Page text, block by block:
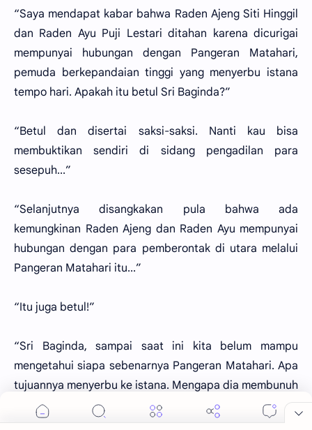
“Saya mendapat kabar bahwa Raden Ajeng Siti Hinggil
dan Raden Ayu Puji Lestari ditahan karena dicurigai
mempunyai hubungan dengan Pangeran Matahari,
pemuda berkepandaian tinggi yang menyerbu istana
tempo hari. Apakah itu betul Sri Baginda?”
“Betul dan disertai saksi-saksi. Nanti kau bisa
membuktikan sendiri di sidang pengadilan para
sesepuh...”
“Selanjutnya disangkakan pula bahwa ada
kemungkinan Raden Ajeng dan Raden Ayu mempunyai
hubungan dengan para pemberontak di utara melalui
Pangeran Matahari itu...”
“Itu juga betul!”
“Sri Baginda, sampai saat ini kita belum mampu
mengetahui siapa sebenarnya Pangeran Matahari. Apa
tujuannya menyerbu ke istana. Mengapa dia membunuh
Tumenggung Gali Marto. Mengapa dia membunuh pula
dua orang putera Sri Baginda tercinta...”